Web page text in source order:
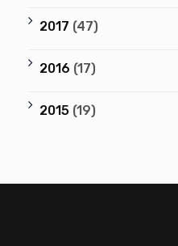
2017 (47)
2016 (17)
2015 (19)